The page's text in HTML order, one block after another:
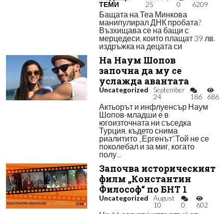
ТЕМИ
25
0 6209
Бащата на Теа Минкова
манипулирал ДНК пробата?
Възхищава се на бащи с
мерцедеси, които плащат 39 лв.
издръжка на децата си
На Наум Шопов
започна да му се
услажда авантата
Uncategorized
September
24
186 686
Актьорът и инфлуенсър Наум
Шопов-младши е в
югоизточната ни съседка
Турция, където снима
риалитито „Ергенът“.Той не се
поколебал и за миг, когато
полу...
Започва историческият
филм „Константин
Философ“ по БНТ 1
Uncategorized
August
10
0 602